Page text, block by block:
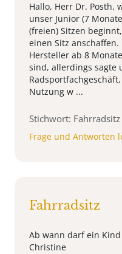
Hallo, Herr Dr. Posth,
unser Junior (7
(freien) Sitzen
einen Sitz
Hersteller ab 8
sind, allerdings sagte
Nutzung w ...
Stichwort: Fahrradsitz
Frage und Antworten
Fahrradsitz
Ab wann darf ein
Christine